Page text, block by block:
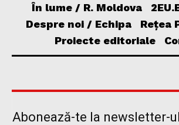
În lume / R. Moldova
Despre noi / Echipa
Rețea
Proiecte editoriale
Abonează-te la newsletter-